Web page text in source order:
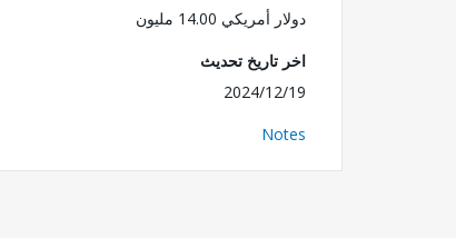
دولار أمريكي 14.00 مليون
اخر تاريخ تحديث
2024/12/19
Notes